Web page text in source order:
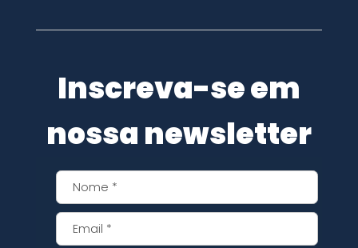
Inscreva-se em
nossa newsletter